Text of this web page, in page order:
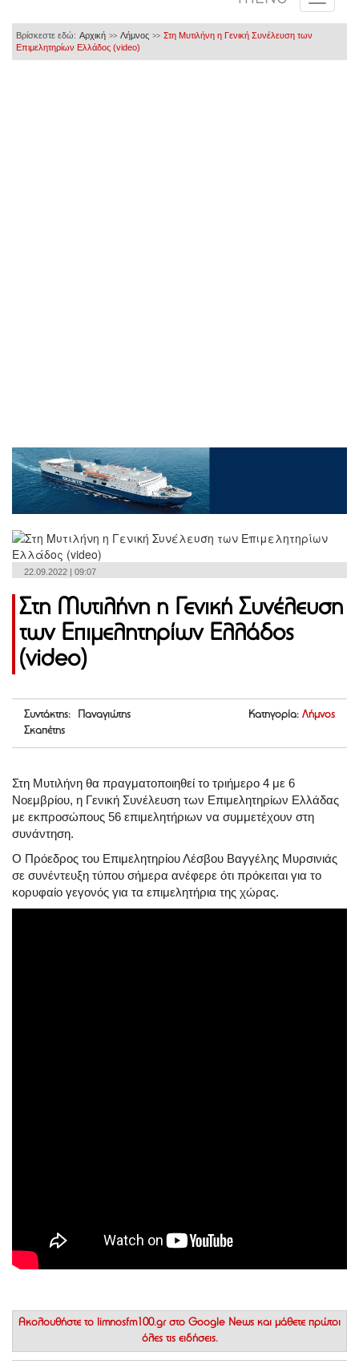
Βρίσκεστε εδώ: Αρχική >> Λήμνος >> Στη Μυτιλήνη η Γενική Συνέλευση των
Επιμελητηρίων Ελλάδος (video)
22.09.2022 | 09:07
Στη Μυτιλήνη η Γενική Συνέλευση
των Επιμελητηρίων Ελλάδος
(video)
Συντάκτης: Παναγιώτης
Σκαπέτης
Κατηγορία: Λήμνος
Στη Μυτιλήνη θα πραγματοποιηθεί το τριήμερο 4 με 6
Νοεμβρίου, η Γενική Συνέλευση των Επιμελητηρίων Ελλάδας
με εκπροσώπους 56 επιμελητήριων να συμμετέχουν στη
συνάντηση.
Ο Πρόεδρος του Επιμελητηρίου Λέσβου Βαγγέλης Μυρσινιάς
σε συνέντευξη τύπου σήμερα ανέφερε ότι πρόκειται για το
κορυφαίο γεγονός για τα επιμελητήρια της χώρας.
Ακολουθήστε το limnosfm100.gr στο Google News και μάθετε πρώτοι
όλες τις ειδήσεις.